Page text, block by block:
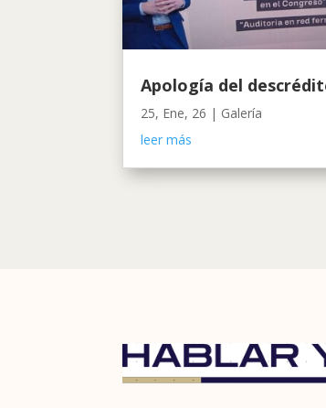
Apología del
25, Ene, 26 | Galería
leer más